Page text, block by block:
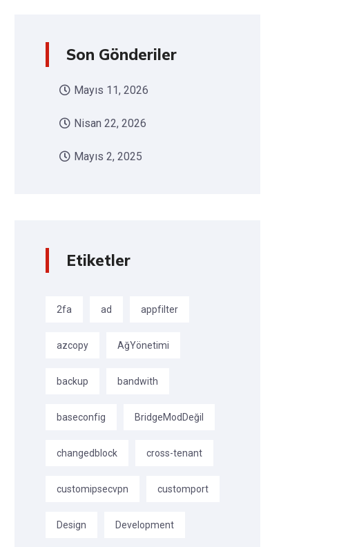
Son Gönderiler
Mayıs 11, 2026
Nisan 22, 2026
Mayıs 2, 2025
Etiketler
2fa ad appfilter
azcopy AğYönetimi
backup bandwith
baseconfig BridgeModDeğil
changedblock cross-tenant
customipsecvpn customport
Design Development